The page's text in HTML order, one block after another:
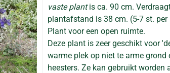
vaste plantis ca. 90 cm.
plantafstand is 38 cm. (5-7 st.
Plant voor een open ruimte.
Deze plant is zeer geschikt voor
warme plek op niet te arme
heesters. Ze kan gebruikt